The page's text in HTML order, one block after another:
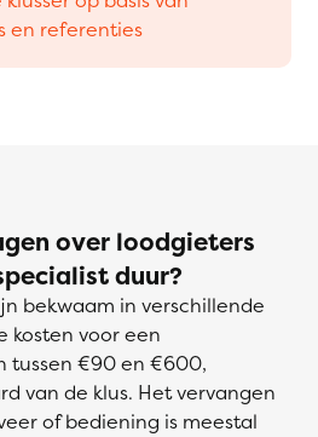
en referenties
over loodgieters
duur?
bekwaam in verschillende
kosten voor een
tussen €90 en €600,
van de klus. Het vervangen
of bediening is meestal